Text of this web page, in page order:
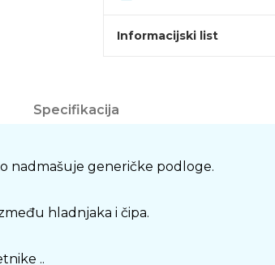
Informacijski list
Specifikacija
nadmašuje generičke podloge.
hladnjaka i čipa.
..